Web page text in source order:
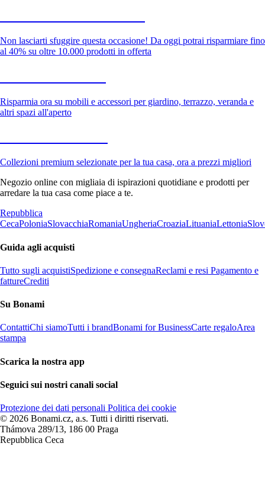
Non lasciarti sfuggire questa occasione! Da oggi potrai risparmiare fino
al 40% su oltre 10.000 prodotti in offerta
Risparmia ora su mobili e accessori per giardino, terrazzo, veranda e
altri spazi all'aperto
Collezioni premium selezionate per la tua casa, ora a prezzi migliori
Negozio online con migliaia di ispirazioni quotidiane e prodotti per
arredare la tua casa come piace a te.
Repubblica
CecaPoloniaSlovacchiaRomaniaUngheriaCroaziaLituaniaLettonia
Guida agli acquisti
Tutto sugli acquistiSpedizione e consegnaReclami e resi Pagamento e
fattureCrediti
Su Bonami
ContattiChi siamoTutti i brandBonami for BusinessCarte regaloArea
stampa
Scarica la nostra app
Seguici sui nostri canali social
Protezione dei dati personali Politica dei cookie
© 2026 Bonami.cz, a.s. Tutti i diritti riservati.
Thámova 289/13, 186 00 Praga
Repubblica Ceca